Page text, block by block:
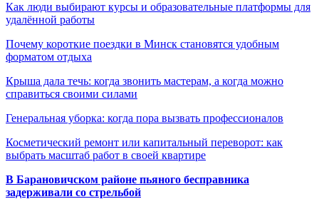
Как люди выбирают курсы и образовательные платформы для
удалённой работы
Почему короткие поездки в Минск становятся удобным
форматом отдыха
Крыша дала течь: когда звонить мастерам, а когда можно
справиться своими силами
Генеральная уборка: когда пора вызвать профессионалов
Косметический ремонт или капитальный переворот: как
выбрать масштаб работ в своей квартире
В Барановичском районе пьяного бесправника
задерживали со стрельбой